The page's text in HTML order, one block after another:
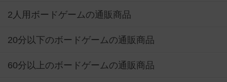
2人用ボードゲームの通販商品
20分以下のボードゲームの通販商品
60分以上のボードゲームの通販商品